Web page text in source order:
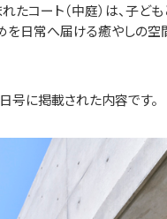
たコート（中庭）は、子ど
を日常へ届ける癒やしの空
号に掲載された内容です。